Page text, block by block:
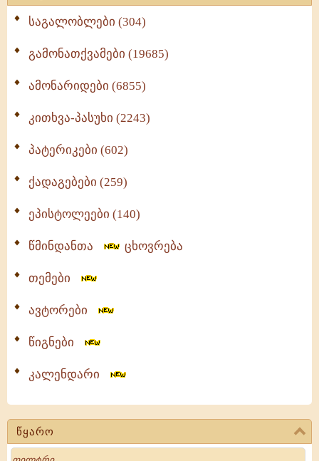
საგალობლები (304)
გამონათქვამები (19685)
ამონარიდები (6855)
კითხვა-პასუხი (2243)
პატერიკები (602)
ქადაგებები (259)
ეპისტოლეები (140)
წმინდანთა ცხოვრება
თემები
ავტორები
წიგნები
კალენდარი
წყარო
Search